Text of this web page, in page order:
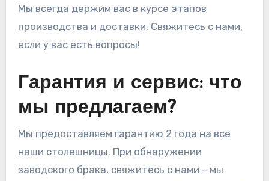
Мы всегда держим вас в курсе этапов
производства и доставки. Свяжитесь с нами,
если у вас есть вопросы!
Гарантия и сервис: что
мы предлагаем?
Мы предоставляем гарантию 2 года на все
наши столешницы. При обнаружении
заводского брака, свяжитесь с нами – мы